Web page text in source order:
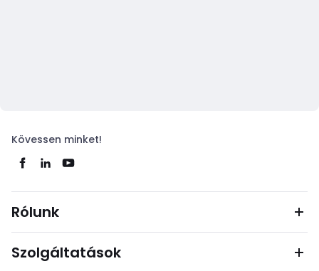
Kövessen minket!
Rólunk
Szolgáltatások